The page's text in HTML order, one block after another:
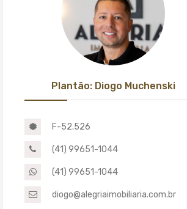
Plantão: Diogo Muchenski
F-52.526
(41) 99651-1044
(41) 99651-1044
diogo@alegriaimobiliaria.com.br